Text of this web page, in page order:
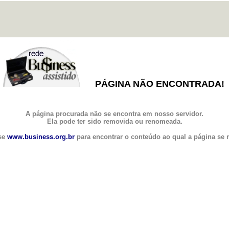
PÁGINA NÃO ENCONTRADA!
A página procurada não se encontra em nosso servidor.
Ela pode ter sido removida ou renomeada.
www.business.org.br para encontrar o conteúdo ao qual a página se